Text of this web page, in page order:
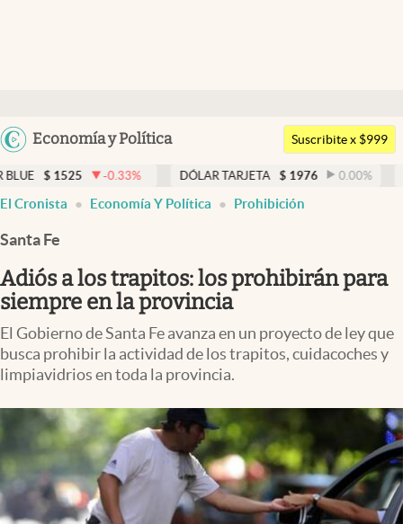
Argentina
Uruguay
Economía y Política
Members
Economía y Política
Finanzas y Mercados
Mercados Online
Negocios
Columnistas
Apertura
Infotechnology
Clase
Clima
Mundial 2026
Suscribite x $999
-0.33% DÓLAR TARJETA $ 1976 0.00% DÓLAR
El Cronista Economía Y Política Prohibición
Santa Fe
Adiós a los trapitos: los prohibirán para
siempre en la provincia
El Gobierno de Santa Fe avanza en un proyecto de ley que
busca prohibir la actividad de los trapitos, cuidacoches y
limpiavidrios en toda la provincia.